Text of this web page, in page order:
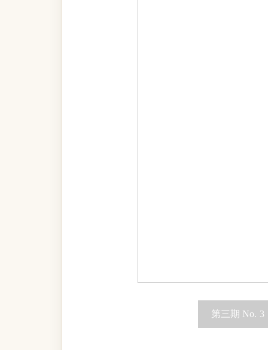
第三期 No. 3